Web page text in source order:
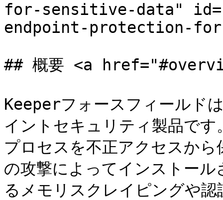
for-sensitive-data"
endpoint-protection-
## 概要 <a
Keeperフォースフィールド
イントセキュリティ製品で
プロセスを不正アクセスか
の攻撃によってインストー
るメモリスクレイピングや